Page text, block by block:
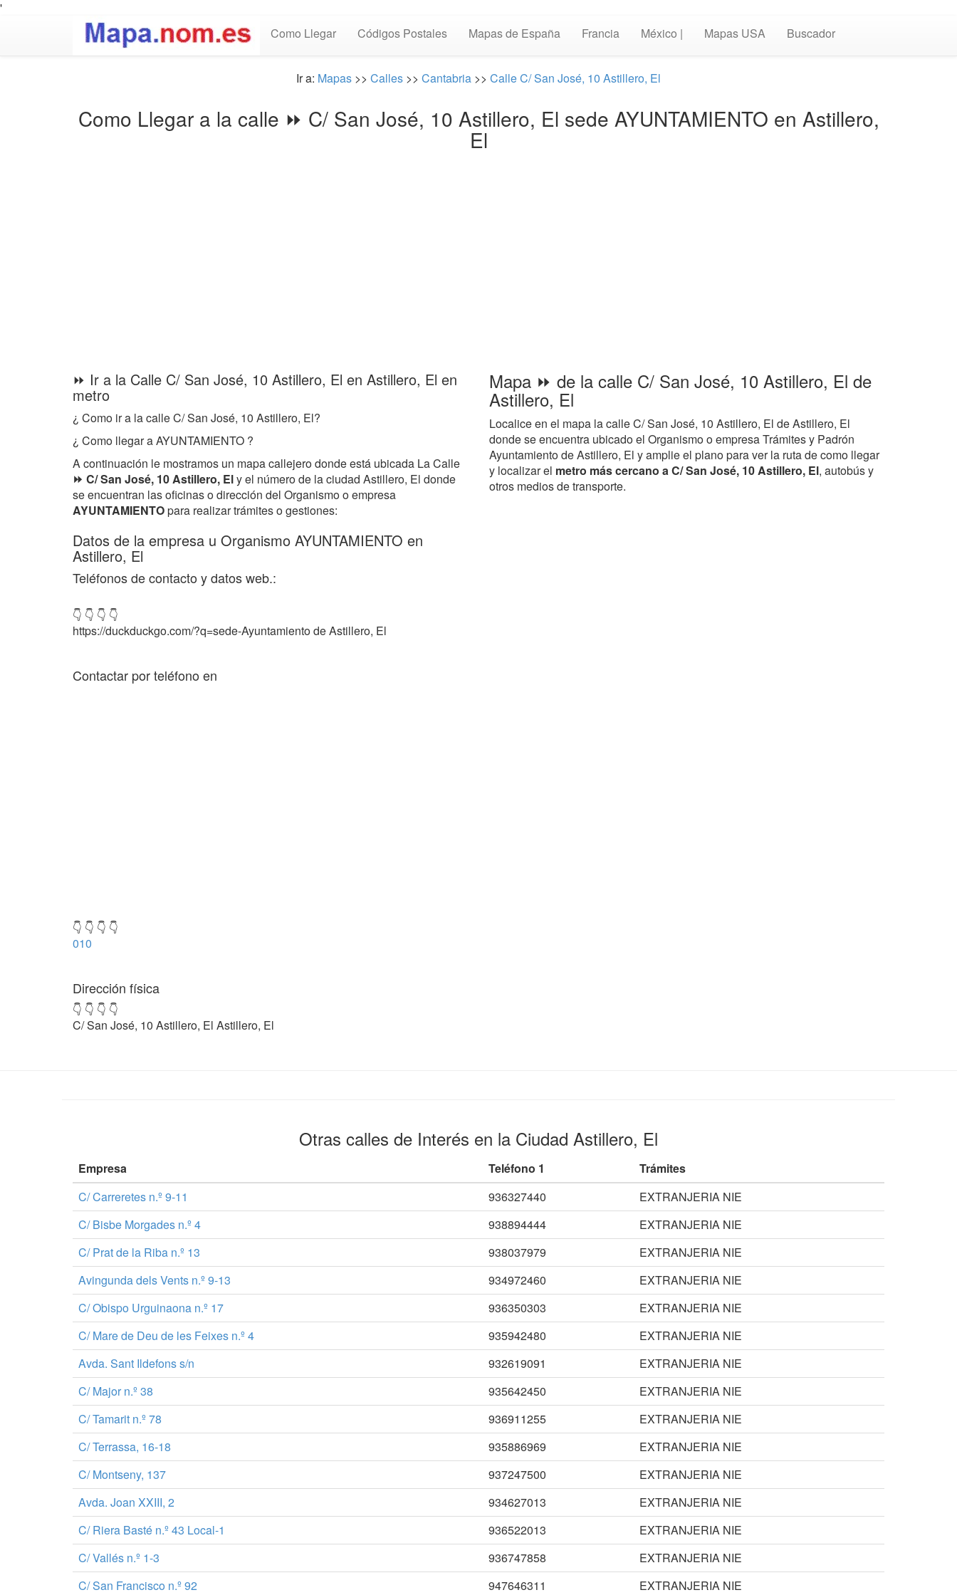
'
Como Llegar
Códigos Postales Mapas de España Francia México | Mapas USA Buscador
Ir a: Mapas >> Calles >> Cantabria >> Calle C/ San José, 10 Astillero, El
Como Llegar a la calle ⏩ C/ San José, 10 Astillero, El sede AYUNTAMIENTO en Astillero,
El
⏩ Ir a la Calle C/ San José, 10 Astillero, El en Astillero, El en
metro
¿ Como ir a la calle C/ San José, 10 Astillero, El?
¿ Como llegar a AYUNTAMIENTO ?
A continuación le mostramos un mapa callejero donde está ubicada La Calle
⏩ C/ San José, 10 Astillero, Ely el número de la ciudad Astillero, El donde
se encuentran las oficinas o dirección del Organismo o empresa
AYUNTAMIENTOpara realizar trámites o gestiones:
Datos de la empresa u Organismo AYUNTAMIENTO en
Astillero, El
Teléfonos de contacto y datos web.:
👇 👇 👇 👇
https://duckduckgo.com/?q=sede-Ayuntamiento de Astillero, El
Contactar por teléfono en
👇 👇 👇 👇
010
Dirección física
👇 👇 👇 👇
C/ San José, 10 Astillero, El Astillero, El
Mapa ⏩ de la calle C/ San José, 10 Astillero, El de
Astillero, El
Localice en el mapa la calle C/ San José, 10 Astillero, El de Astillero, El
donde se encuentra ubicado el Organismo o empresa Trámites y Padrón
Ayuntamiento de Astillero, El y amplie el plano para ver la ruta de como llegar
y localizar el metro más cercano a C/ San José, 10 Astillero, El, autobús y
otros medios de transporte.
Otras calles de Interés en la Ciudad Astillero, El
Empresa Teléfono 1
Trámites
C/ Carreretes n.º 9-11
936327440
EXTRANJERIA NIE
C/ Bisbe Morgades n.º 4
938894444
EXTRANJERIA NIE
C/ Prat de la Riba n.º 13
938037979
EXTRANJERIA NIE
Avingunda dels Vents n.º 9-13
934972460
EXTRANJERIA NIE
C/ Obispo Urguinaona n.º 17
936350303
EXTRANJERIA NIE
C/ Mare de Deu de les Feixes n.º 4
935942480
EXTRANJERIA NIE
Avda. Sant Ildefons s/n
932619091
EXTRANJERIA NIE
C/ Major n.º 38
935642450
EXTRANJERIA NIE
C/ Tamarit n.º 78
936911255
EXTRANJERIA NIE
C/ Terrassa, 16-18
935886969
EXTRANJERIA NIE
C/ Montseny, 137
937247500
EXTRANJERIA NIE
Avda. Joan XXIII, 2
934627013
EXTRANJERIA NIE
C/ Riera Basté n.º 43 Local-1
936522013
EXTRANJERIA NIE
C/ Vallés n.º 1-3
936747858
EXTRANJERIA NIE
C/ San Francisco n.º 92
947646311 EXTRANJERIA NIE